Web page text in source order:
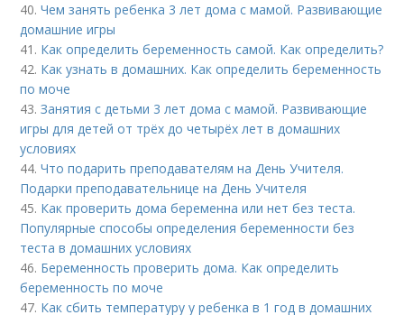
40.Чем занять ребенка 3 лет дома с мамой. Развивающие
домашние игры
41. Как определить беременность самой. Как определить?
42. Как узнать в домашних. Как определить беременность
по моче
43.Занятия с детьми 3 лет дома с мамой. Развивающие
игры для детей от трёх до четырёх лет в домашних
условиях
44.Что подарить преподавателям на День Учителя.
Подарки преподавательнице на День Учителя
45. Как проверить дома беременна или нет без теста.
Популярные способы определения беременности без
теста в домашних условиях
46. Беременность проверить дома. Как определить
беременность по моче
47. Как сбить температуру у ребенка в 1 год в домашних